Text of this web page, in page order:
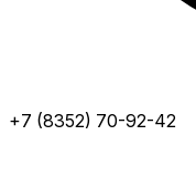
+7 (8352) 70-92-42